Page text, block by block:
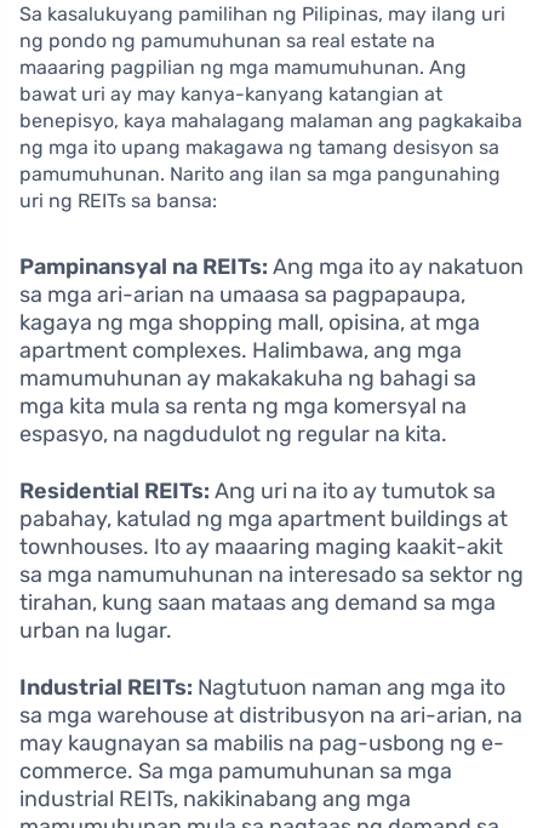
Sa kasalukuyang pamilihan ng Pilipinas, may ilang uri
ng pondo ng pamumuhunan sa real estate na
maaaring pagpilian ng mga mamumuhunan. Ang
bawat uri ay may kanya-kanyang katangian at
benepisyo, kaya mahalagang malaman ang pagkakaiba
ng mga ito upang makagawa ng tamang desisyon sa
pamumuhunan. Narito ang ilan sa mga pangunahing
uri ng REITs sa bansa:
Pampinansyal na REITs: Ang mga ito ay nakatuon
sa mga ari-arian na umaasa sa pagpapaupa,
kagaya ng mga shopping mall, opisina, at mga
apartment complexes. Halimbawa, ang mga
mamumuhunan ay makakakuha ng bahagi sa
mga kita mula sa renta ng mga komersyal na
espasyo, na nagdudulot ng regular na kita.
Residential REITs: Ang uri na ito ay tumutok sa
pabahay, katulad ng mga apartment buildings at
townhouses. Ito ay maaaring maging kaakit-akit
sa mga namumuhunan na interesado sa sektor ng
tirahan, kung saan mataas ang demand sa mga
urban na lugar.
Industrial REITs: Nagtutuon naman ang mga ito
sa mga warehouse at distribusyon na ari-arian, na
may kaugnayan sa mabilis na pag-usbong ng e-
commerce. Sa mga pamumuhunan sa mga
industrial REITs, nakikinabang ang mga